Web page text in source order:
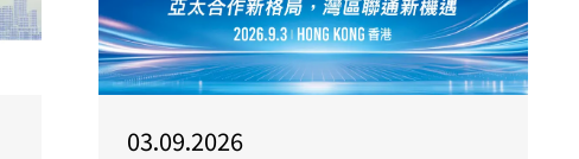
03.09.2026